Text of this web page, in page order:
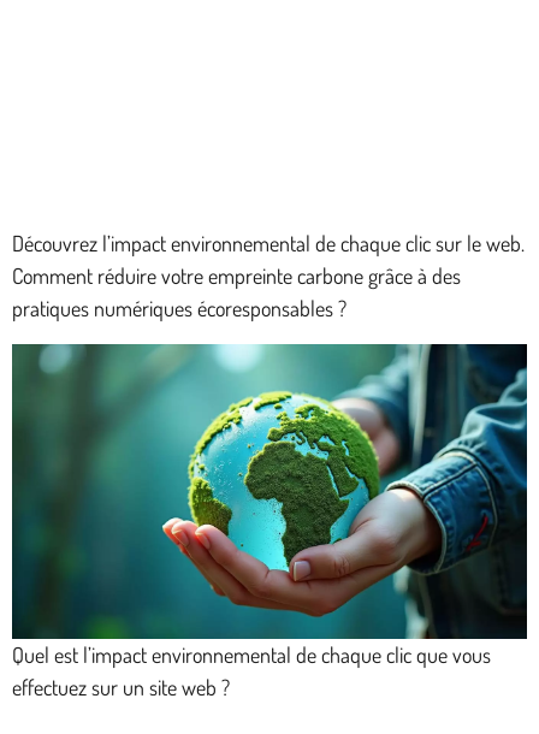
Découvrez l’impact environnemental de chaque clic sur le web.
Comment réduire votre empreinte carbone grâce à des
pratiques numériques écoresponsables ?
Quel est l’impact environnemental de chaque clic que vous
effectuez sur un site web ?